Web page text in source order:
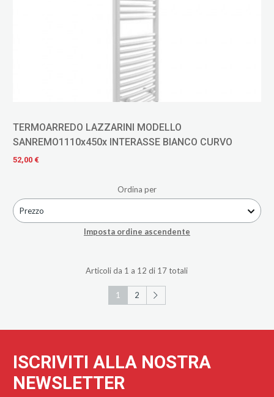
TERMOARREDO LAZZARINI MODELLO
SANREMO1110x450x INTERASSE BIANCO CURVO
52,00 €
Ordina per
Prezzo
Imposta ordine ascendente
Articoli da 1 a 12 di 17 totali
1 2
ISCRIVITI ALLA NOSTRA
NEWSLETTER